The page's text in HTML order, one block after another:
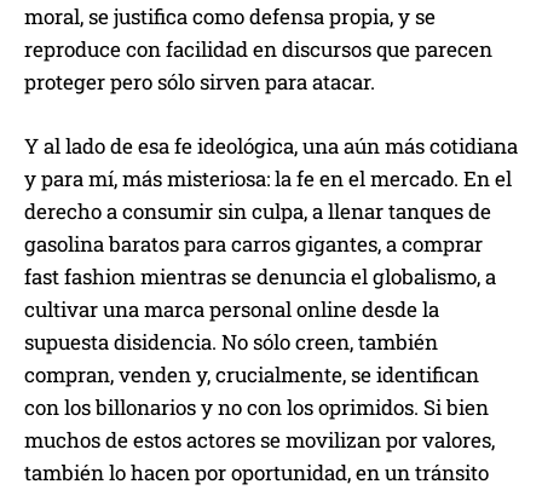
moral, se justifica como defensa propia, y se
reproduce con facilidad en discursos que parecen
proteger pero sólo sirven para atacar.
Y al lado de esa fe ideológica, una aún más cotidiana
y para mí, más misteriosa: la fe en el mercado. En el
derecho a consumir sin culpa, a llenar tanques de
gasolina baratos para carros gigantes, a comprar
fast fashion mientras se denuncia el globalismo, a
cultivar una marca personal online desde la
supuesta disidencia. No sólo creen, también
compran, venden y, crucialmente, se identifican
con los billonarios y no con los oprimidos. Si bien
muchos de estos actores se movilizan por valores,
también lo hacen por oportunidad, en un tránsito